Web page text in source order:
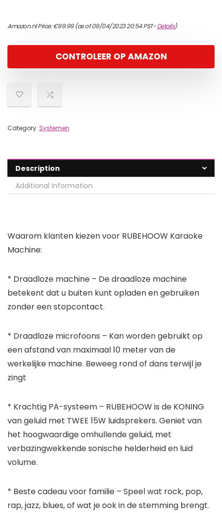
Amazon.nl Price:€99.99(as of 09/04/2023 20:54 PST-Details)
CONTROLEER OP AMAZON
Category: Systemen
Description
Additional information
Waarom klanten kiezen voor RUBEHOOW Karaoke
Machine:
* Draadloze machine – De draadloze machine
betekent dat u buiten kunt opladen en gebruiken
zonder een stopcontact.
* Draadloze microfoons – Kan worden gebruikt op
een afstand van maximaal 10 meter van de
werkelijke machine. Beweeg rond of dans terwijl je
zingt
* Krachtig PA-systeem – RUBEHOOW is de KONING
van geluid met TWEE 15W luidsprekers. Geniet van
het hoogwaardige omhullende geluid, met
verbazingwekkende sonische helderheid en luid
volume.
* Beste cadeau voor familie – Speel wat rock, pop,
rap, jazz, blues, of wat je ook in de stemming brengt.